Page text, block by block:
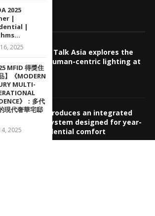
deLIGHTed Talk Asia explores the
future of human-centric lighting at
GILE 2026
July 30, 2026
INSPRID introduces an integrated
HVAC ecosystem designed for year-
round residential comfort
2025
|
|
2025
MFID 得獎住
】《MODERN
MULTI-
》：多代
現代奢華宅邸
2025